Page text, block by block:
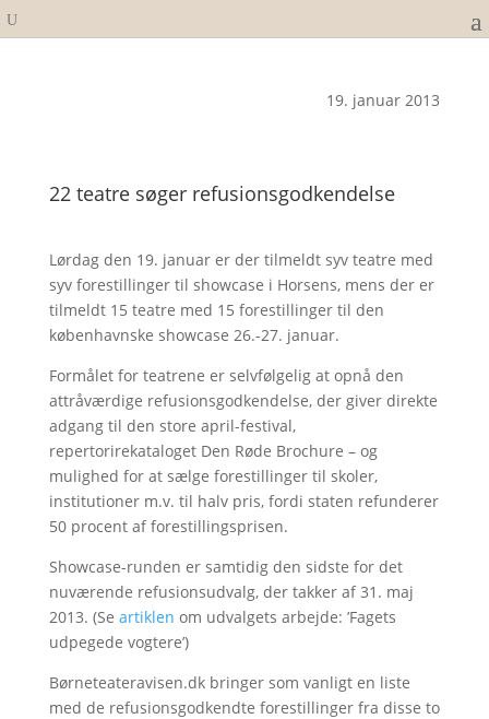
19. januar 2013
22 teatre søger refusionsgodkendelse
Lørdag den 19. januar er der tilmeldt syv teatre med
syv forestillinger til showcase i Horsens, mens der er
tilmeldt 15 teatre med 15 forestillinger til den
københavnske showcase 26.-27. januar.
Formålet for teatrene er selvfølgelig at opnå den
attråværdige refusionsgodkendelse, der giver direkte
adgang til den store april-festival,
repertorirekataloget Den Røde Brochure – og
mulighed for at sælge forestillinger til skoler,
institutioner m.v. til halv pris, fordi staten refunderer
50 procent af forestillingsprisen.
Showcase-runden er samtidig den sidste for det
nuværende refusionsudvalg, der takker af 31. maj
2013. (Se artiklen om udvalgets arbejde: ’Fagets
udpegede vogtere’)
Børneteateravisen.dk bringer som vanligt en liste
med de refusionsgodkendte forestillinger fra disse to